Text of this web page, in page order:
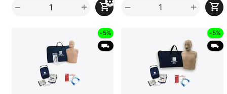
+
− +
−
-5%
⛟
-5%
⛟